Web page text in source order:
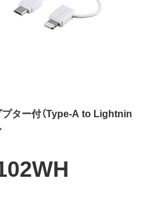
ター付（Type-A to Lightnin